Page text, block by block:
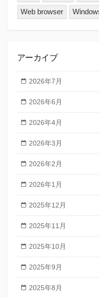
Web browser
アーカイブ
2026年7月
2026年6月
2026年4月
2026年3月
2026年2月
2026年1月
2025年12月
2025年11月
2025年10月
2025年9月
2025年8月